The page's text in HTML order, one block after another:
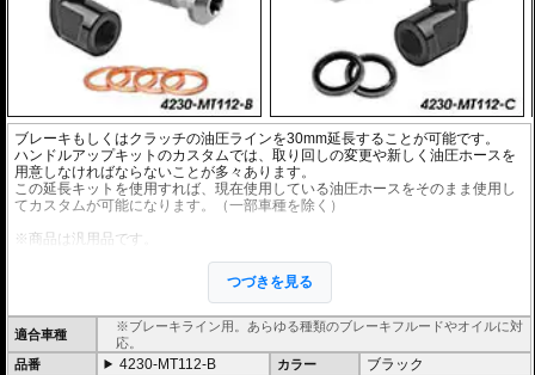
ブレーキもしくはクラッチの油圧ラインを30mm延長することが可能です。
ハンドルアップキットのカスタムでは、取り回しの変更や新しく油圧ホースを
用意しなければならないことが多々あります。
この延長キットを使用すれば、現在使用している油圧ホースをそのまま使用し
てカスタムが可能になります。（一部車種を除く）
※商品は汎用品です。
※安全に深く関わるパーツですので、プロショップでの交換を強くおすすめし
※ワイヤー仕様車には使用できません。
つづきを見る
適合車種
※ブレーキライン用。あらゆる種類のブレーキフルードやオイルに対
応。
品番
4230-MT112-B カラー ブラック